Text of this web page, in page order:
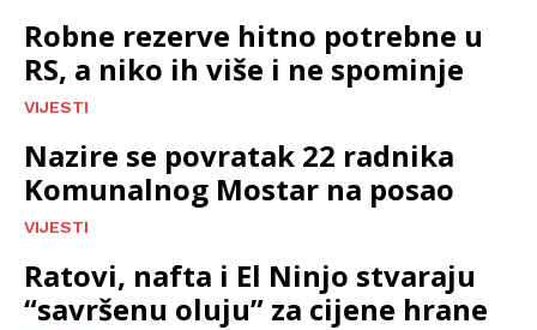
Robne rezerve hitno potrebne u
RS, a niko ih više i ne spominje
VIJESTI
Nazire se povratak 22 radnika
Komunalnog Mostar na posao
VIJESTI
Ratovi, nafta i El Ninjo stvaraju
“savršenu oluju” za cijene hrane